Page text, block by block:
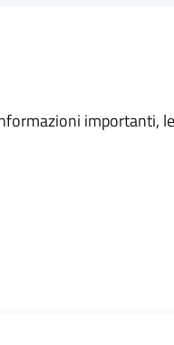
importanti,